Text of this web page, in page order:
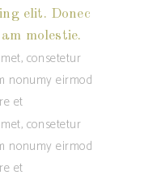
elit. Donec
molestie.
consetetur
nonumy eirmod
et
consetetur
nonumy eirmod
et